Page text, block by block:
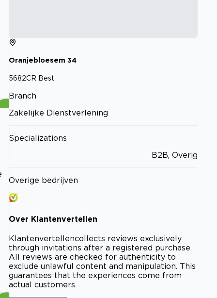
Oranjebloesem 34
5682CR Best
Branch
Zakelijke Dienstverlening
Specializations
B2B, Overig
Overige bedrijven
Over Klantenvertellen
Klantenvertellencollects reviews exclusively
through invitations after a registered purchase.
All reviews are checked for authenticity to
exclude unlawful content and manipulation. This
guarantees that the experiences come from
actual customers.